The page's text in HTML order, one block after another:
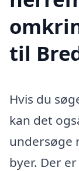
til
Hvis du
kan det
undersøge
byer. Der